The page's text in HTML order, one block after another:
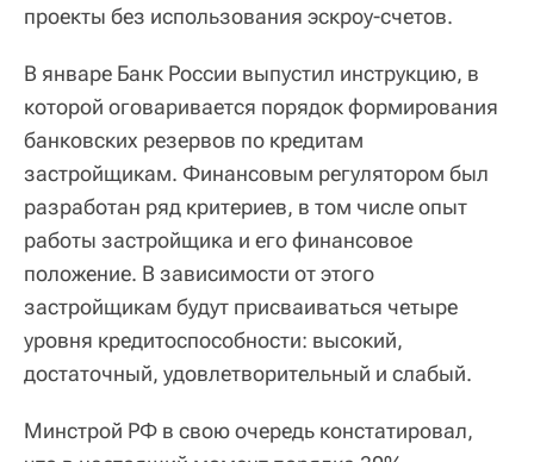
проекты без использования эскроу-счетов.
В январе Банк России выпустил инструкцию, в
которой оговаривается порядок формирования
банковских резервов по кредитам
застройщикам. Финансовым регулятором был
разработан ряд критериев, в том числе опыт
работы застройщика и его финансовое
положение. В зависимости от этого
застройщикам будут присваиваться четыре
уровня кредитоспособности: высокий,
достаточный, удовлетворительный и слабый.
Минстрой РФ в свою очередь констатировал,